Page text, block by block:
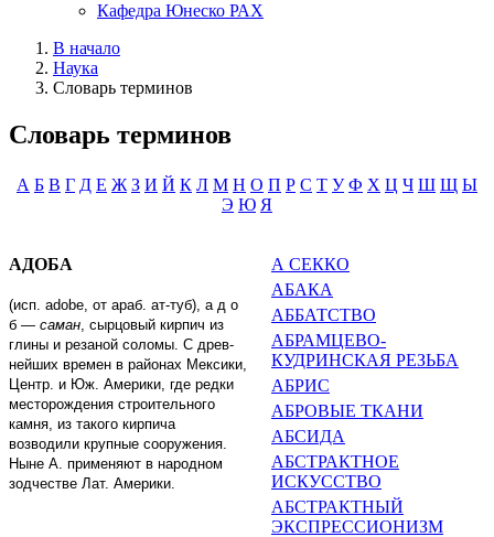
Кафедра Юнеско РАХ
В начало
Наука
Словарь терминов
Словарь терминов
А Б В Г Д Е Ж З И Й К Л М Н О П Р С Т У Ф Х Ц Ч Ш Щ Ы
Э Ю Я
АДОБА
(исп. adobe , от араб. ат-туб), а д о
б — саман , сырцовый кирпич из
глины и резаной соломы. С древ­
нейших времен в районах Мексики,
Центр. и Юж. Америки, где редки
месторождения строительного
камня, из такого кирпича
возводили круп­ные сооружения.
Ныне А. применя­ют в народном
зодчестве Лат. Америки.
А СЕККО
АБАКА
АББАТСТВО
АБРАМЦЕВО-
КУДРИНСКАЯ РЕЗЬБА
АБРИС
АБРОВЫЕ ТКАНИ
АБСИДА
АБСТРАКТНОЕ
ИСКУССТВО
АБСТРАКТНЫЙ
ЭКСПРЕССИО­НИЗМ